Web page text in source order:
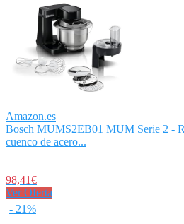
Amazon.es
Bosch MUMS2EB01 MUM Serie 2 -
cuenco de acero...
98,41€
Ver Oferta
- 21%